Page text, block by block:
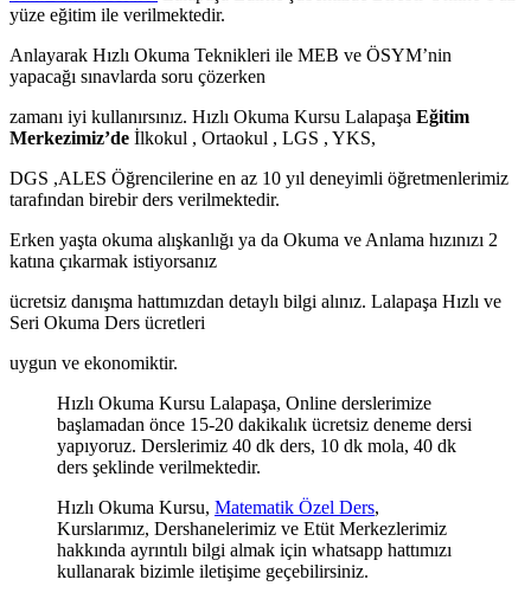
yüze eğitim ile verilmektedir.
Anlayarak Hızlı Okuma Teknikleri ile MEB ve ÖSYM’nin
yapacağı sınavlarda soru çözerken
zamanı iyi kullanırsınız. Hızlı Okuma Kursu Lalapaşa Eğitim
Merkezimiz’de İlkokul , Ortaokul , LGS , YKS,
DGS ,ALES Öğrencilerine en az 10 yıl deneyimli öğretmenlerimiz
tarafından birebir ders verilmektedir.
Erken yaşta okuma alışkanlığı ya da Okuma ve Anlama hızınızı 2
katına çıkarmak istiyorsanız
ücretsiz danışma hattımızdan detaylı bilgi alınız. Lalapaşa Hızlı ve
Seri Okuma Ders ücretleri
uygun ve ekonomiktir.
Hızlı Okuma Kursu Lalapaşa, Online derslerimize
başlamadan önce 15-20 dakikalık ücretsiz deneme dersi
yapıyoruz. Derslerimiz 40 dk ders, 10 dk mola, 40 dk
ders şeklinde verilmektedir.
Hızlı Okuma Kursu, Matematik Özel Ders,
Kurslarımız, Dershanelerimiz ve Etüt Merkezlerimiz
hakkında ayrıntılı bilgi almak için whatsapp hattımızı
kullanarak bizimle iletişime geçebilirsiniz.